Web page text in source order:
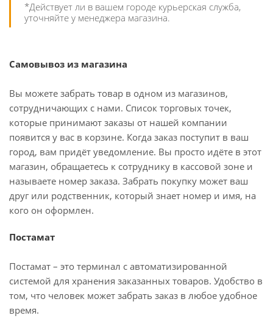
*Действует ли в вашем городе курьерская служба,
уточняйте у менеджера магазина.
Самовывоз из магазина
Вы можете забрать товар в одном из магазинов,
сотрудничающих с нами. Список торговых точек,
которые принимают заказы от нашей компании
появится у вас в корзине. Когда заказ поступит в ваш
город, вам придёт уведомление. Вы просто идёте в этот
магазин, обращаетесь к сотруднику в кассовой зоне и
называете номер заказа. Забрать покупку может ваш
друг или родственник, который знает номер и имя, на
кого он оформлен.
Постамат
Постамат – это терминал с автоматизированной
системой для хранения заказанных товаров. Удобство в
том, что человек может забрать заказ в любое удобное
время.